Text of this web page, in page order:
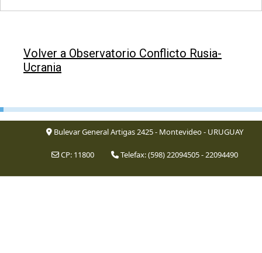
Volver a Observatorio Conflicto Rusia-
Ucrania
Bulevar General Artigas 2425 - Montevideo - URUGUAY
CP: 11800 Telefax: (598) 22094505 - 22094490